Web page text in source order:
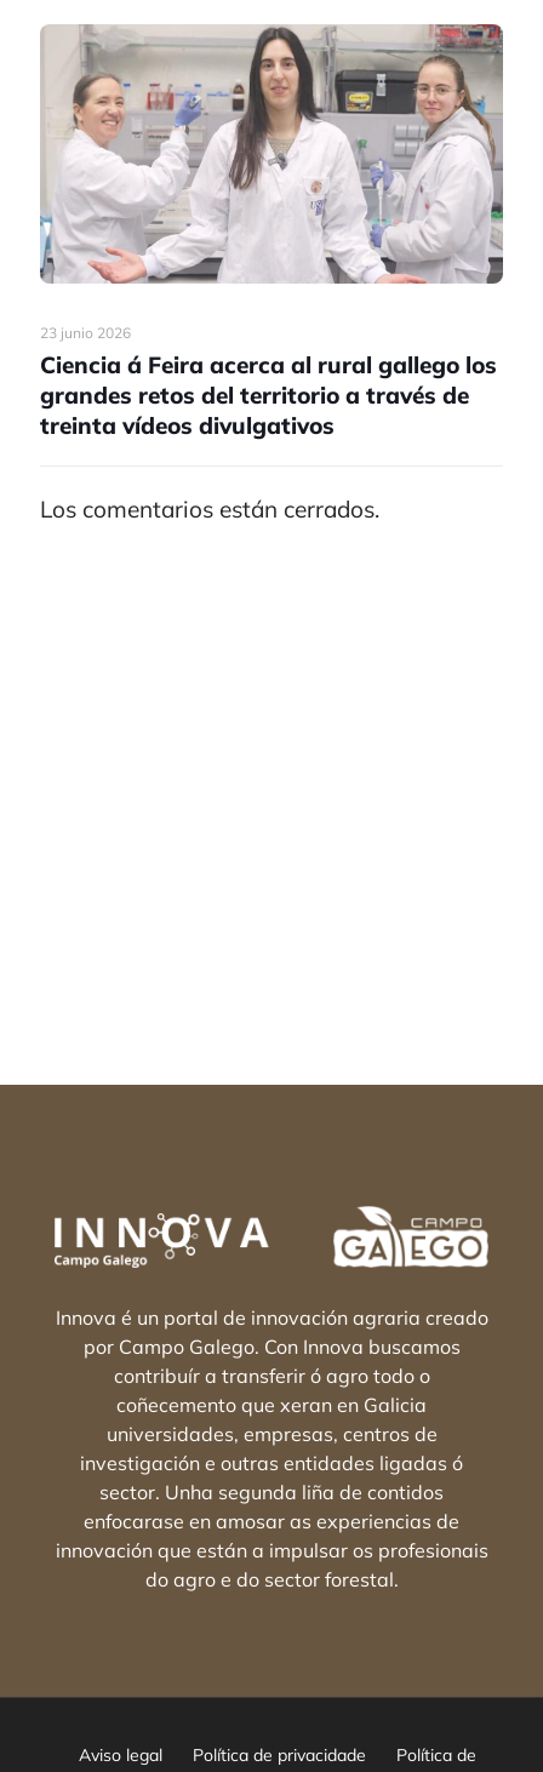
23 junio 2026
Ciencia á Feira acerca al rural gallego los
grandes retos del territorio a través de
treinta vídeos divulgativos
Los comentarios están cerrados.
Innova é un portal de innovación agraria creado
por Campo Galego. Con Innova buscamos
contribuír a transferir ó agro todo o
coñecemento que xeran en Galicia
universidades, empresas, centros de
investigación e outras entidades ligadas ó
sector. Unha segunda liña de contidos
enfocarase en amosar as experiencias de
innovación que están a impulsar os profesionais
do agro e do sector forestal.
Aviso legal Política de privacidade Política de